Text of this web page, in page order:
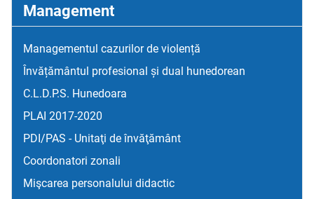
Management
Managementul cazurilor de violență
Învățământul profesional și dual hunedorean
C.L.D.P.S. Hunedoara
PLAI 2017-2020
PDI/PAS - Unitaţi de învăţământ
Coordonatori zonali
Mişcarea personalului didactic